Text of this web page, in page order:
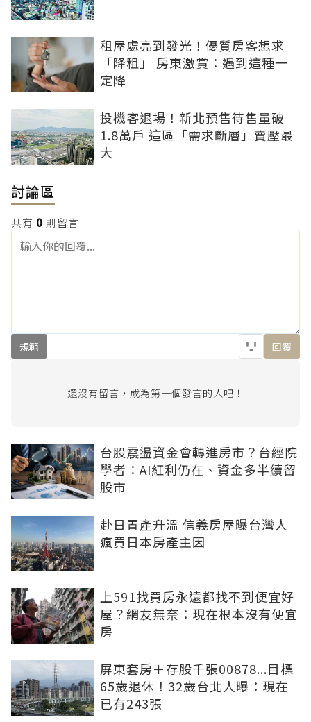
租屋處亮到發光！優質房客想求
「降租」 房東激賞：遇到這種一
定降
投機客退場！新北預售待售量破
1.8萬戶 這區「需求斷層」賣壓最
大
討論區
共有 0 則留言
規範 回覆
還沒有留言，成為第一個發言的人吧！
台股震盪資金會轉進房市？台經院
學者：AI紅利仍在、資金多半續留
股市
赴日置產升溫 信義房屋曝台灣人
瘋買日本房產主因
上591找買房永遠都找不到便宜好
屋？網友無奈：現在根本沒有便宜
房
屏東套房＋存股千張00878...目標
65歲退休！32歲台北人曝：現在
已有243張